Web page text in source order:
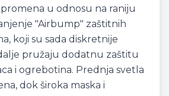
u odnosu na raniju
"Airbump" zaštitnih
koji su sada diskretnije
pružaju dodatnu zaštitu
i ogrebotina. Prednja svetla
dok široka maska i